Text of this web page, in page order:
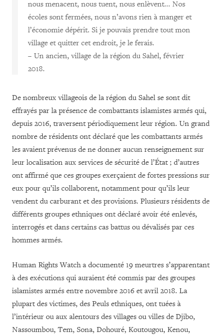
nous menacent, nous tuent, nous enlèvent... Nos
écoles sont fermées, nous n’avons rien à manger et
l’économie dépérit. Si je pouvais prendre tout mon
village et quitter cet endroit, je le ferais.
– Un ancien, village de la région du Sahel, février
2018.
De nombreux villageois de la région du Sahel se sont dit
effrayés par la présence de combattants islamistes armés qui,
depuis 2016, traversent périodiquement leur région. Un grand
nombre de résidents ont déclaré que les combattants armés
les avaient prévenus de ne donner aucun renseignement sur
leur localisation aux services de sécurité de l’État ; d’autres
ont affirmé que ces groupes exerçaient de fortes pressions sur
eux pour qu’ils collaborent, notamment pour qu’ils leur
vendent du carburant et des provisions. Plusieurs résidents de
différents groupes ethniques ont déclaré avoir été enlevés,
interrogés et dans certains cas battus ou dévalisés par ces
hommes armés.
Human Rights Watch a documenté 19 meurtres s’apparentant
à des exécutions qui auraient été commis par des groupes
islamistes armés entre novembre 2016 et avril 2018. La
plupart des victimes, des Peuls ethniques, ont tuées à
l’intérieur ou aux alentours des villages ou villes de Djibo,
Nassoumbou, Tem, Sona, Dohouré, Koutougou, Kenou,